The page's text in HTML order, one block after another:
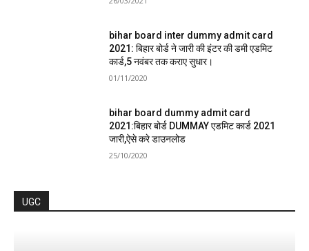
bihar board inter dummy admit card
2021: बिहार बोर्ड ने जारी की इंटर की डमी एडमिट
कार्ड,5 नवंबर तक कराए सुधार।
01/11/2020
bihar board dummy admit card
2021:बिहार बोर्ड DUMMAY एडमिट कार्ड 2021
जारी,ऐसे करे डाउनलोड
25/10/2020
UGC